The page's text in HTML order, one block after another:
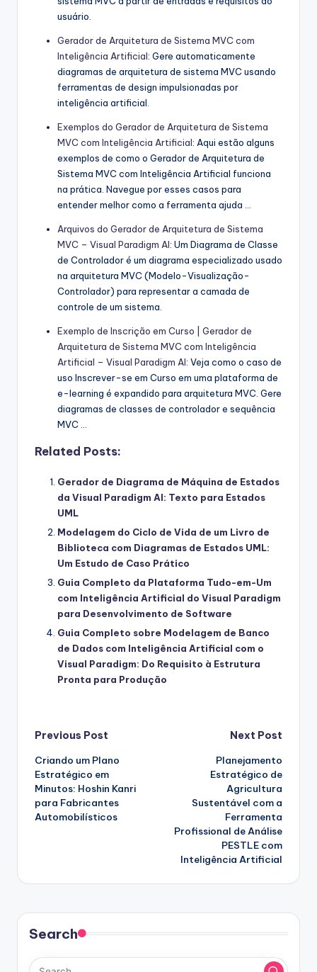
usuário.
Gerador de Arquitetura de Sistema MVC com
Inteligência Artificial: Gere automaticamente
diagramas de arquitetura de sistema MVC usando
ferramentas de design impulsionadas por
inteligência artificial.
Exemplos do Gerador de Arquitetura de Sistema
MVC com Inteligência Artificial: Aqui estão alguns
exemplos de como o Gerador de Arquitetura de
Sistema MVC com Inteligência Artificial funciona
na prática. Navegue por esses casos para
entender melhor como a ferramenta ajuda …
Arquivos do Gerador de Arquitetura de Sistema
MVC – Visual Paradigm AI: Um Diagrama de Classe
de Controlador é um diagrama especializado usado
na arquitetura MVC (Modelo-Visualização-
Controlador) para representar a camada de
controle de um sistema.
Exemplo de Inscrição em Curso | Gerador de
Arquitetura de Sistema MVC com Inteligência
Artificial – Visual Paradigm AI: Veja como o caso de
uso Inscrever-se em Curso em uma plataforma de
e-learning é expandido para arquitetura MVC. Gere
diagramas de classes de controlador e sequência
MVC …
Related Posts:
Gerador de Diagrama de Máquina de Estados
da Visual Paradigm AI: Texto para Estados
UML
Modelagem do Ciclo de Vida de um Livro de
Biblioteca com Diagramas de Estados UML:
Um Estudo de Caso Prático
Guia Completo da Plataforma Tudo-em-Um
com Inteligência Artificial do Visual Paradigm
para Desenvolvimento de Software
Guia Completo sobre Modelagem de Banco
de Dados com Inteligência Artificial com o
Visual Paradigm: Do Requisito à Estrutura
Pronta para Produção
Post
navigation
Previous Post
Criando um Plano
Estratégico em
Minutos: Hoshin Kanri
para Fabricantes
Automobilísticos
Next Post
Planejamento
Estratégico de
Agricultura
Sustentável com a
Ferramenta
Profissional de Análise
PESTLE com
Inteligência Artificial
Search